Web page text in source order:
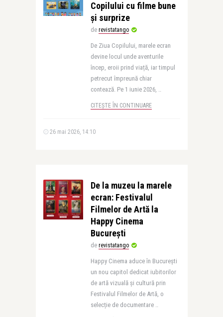
Copilului cu filme bune
și surprize
de revistatango
De Ziua Copilului, marele ecran
devine locul unde aventurile
încep, eroii prind viață, iar timpul
petrecut împreună chiar
contează. Pe 1 iunie 2026, ..
CITEȘTE ÎN CONTINUARE
26 mai 2026, 14:10
De la muzeu la marele
ecran: Festivalul
Filmelor de Artă la
Happy Cinema
București
de revistatango
Happy Cinema aduce în București
un nou capitol dedicat iubitorilor
de artă vizuală și cultură prin
Festivalul Filmelor de Artă, o
selecție de documentare ..